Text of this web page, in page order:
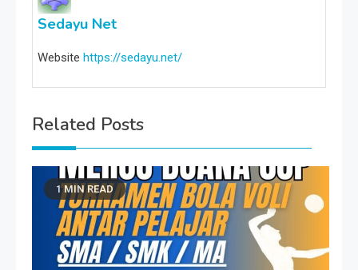
Sedayu Net
Website https://sedayu.net/
Related Posts
1 MIN READ